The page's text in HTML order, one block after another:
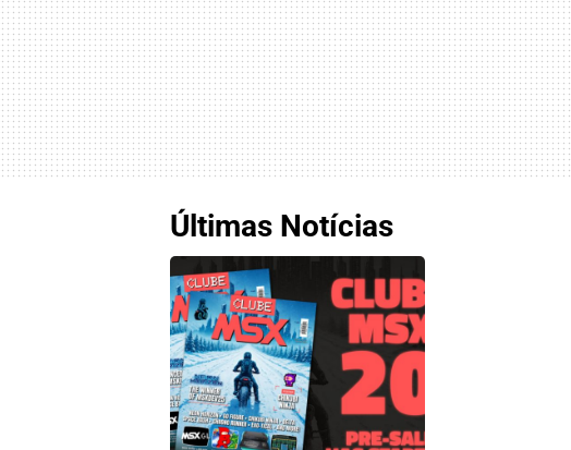
Últimas Notícias